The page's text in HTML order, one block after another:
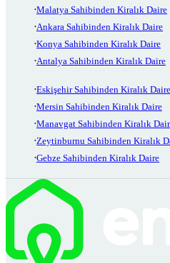
Malatya Sahibinden Kiralık Daire
Ankara Sahibinden Kiralık Daire
Konya Sahibinden Kiralık Daire
Antalya Sahibinden Kiralık Daire
Eskişehir Sahibinden Kiralık Daire
Mersin Sahibinden Kiralık Daire
Manavgat Sahibinden Kiralık
Zeytinburnu Sahibinden Kiralık
Gebze Sahibinden Kiralık Daire